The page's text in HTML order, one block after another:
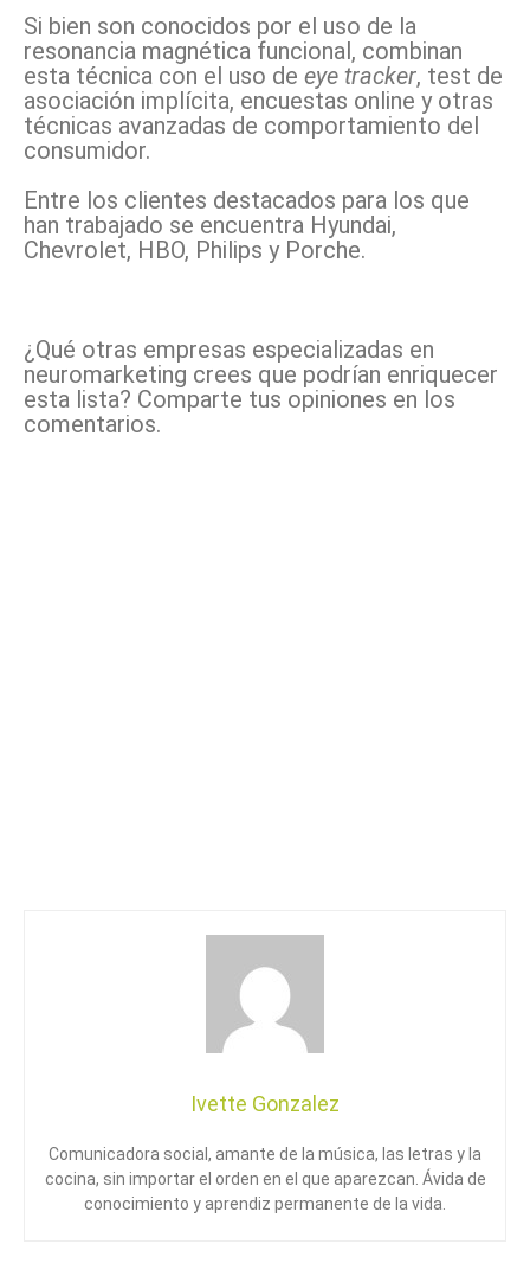
Si bien son conocidos por el uso de la
resonancia magnética funcional, combinan
esta técnica con el uso de eye tracker, test de
asociación implícita, encuestas online y otras
técnicas avanzadas de comportamiento del
consumidor.
Entre los clientes destacados para los que
han trabajado se encuentra Hyundai,
Chevrolet, HBO, Philips y Porche.
¿Qué otras empresas especializadas en
neuromarketing crees que podrían enriquecer
esta lista? Comparte tus opiniones en los
comentarios.
Ivette Gonzalez
Comunicadora social, amante de la música, las letras y la
cocina, sin importar el orden en el que aparezcan. Ávida de
conocimiento y aprendiz permanente de la vida.